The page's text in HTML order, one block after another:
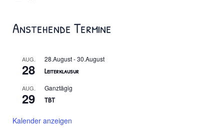
Anstehende Termine
AUG.
28
28.August-30.August
Leiterklausur
AUG.
29
Ganztägig
TBT
Kalender anzeigen